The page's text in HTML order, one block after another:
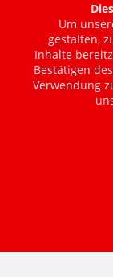
Um
gestalten,
Inhalte
Bestätigen
Verwendung